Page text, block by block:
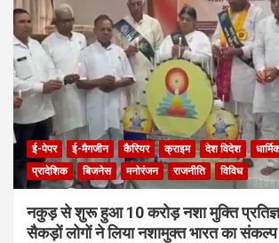
ई-पेपर ई-मैगजीन कैरियर क्राइम देश विदेश
प्रादेशिक
बिजनेस मनोरंजन राजनीति विविध
नकुड़ से शुरू हुआ 10 करोड़ नशा मुक्ति
सैकड़ों लोगों ने लिया नशामुक्त भारत का संकल्प